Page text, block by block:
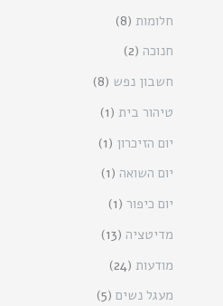
חלומות (8)
חנוכה (2)
חשבון נפש (8)
טיהור בית (1)
יום הזיכרון (1)
יום השואה (1)
יום כיפור (1)
מדיטציה (13)
מודעות (24)
מעגל נשים (5)